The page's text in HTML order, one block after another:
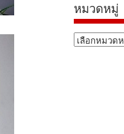
หมวดหมู่
หมวด